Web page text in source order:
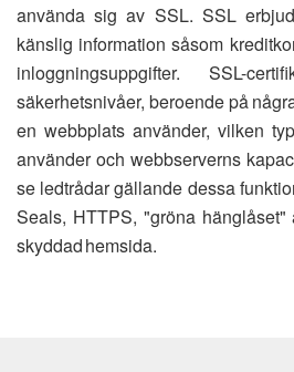
använda sig av SSL. SSL
känslig information såsom
inloggningsuppgifter. SSL-
säkerhetsnivåer, beroende på
en webbplats använder, vilken
använder och webbserverns
se ledtrådar gällande dessa
Seals, HTTPS, "gröna
skyddad hemsida.